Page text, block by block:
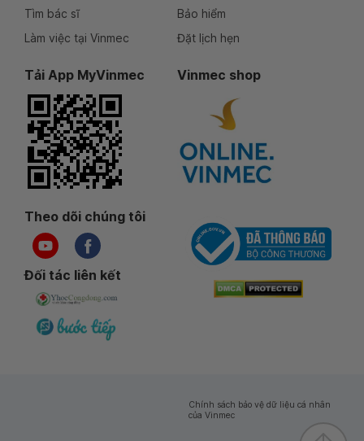
Tìm bác sĩ
Làm việc tại Vinmec
Bảo hiểm
Đặt lịch hẹn
Tải App MyVinmec Vinmec shop
Theo dõi chúng tôi
Đối tác liên kết
Chính sách bảo vệ dữ liệu cá nhân
của Vinmec